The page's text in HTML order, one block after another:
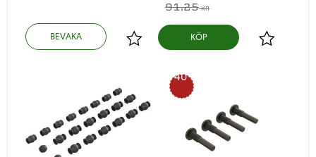
Lägg till i favoriter
91,25KR
Lägg till i
KÖP
40
%